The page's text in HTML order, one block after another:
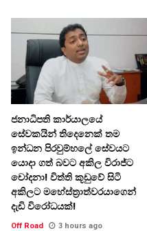
ජනාධිපති කාර්යාලයේ
සේවකයින් තිදෙනෙක් තම
ඉන්ධන පිරවුම්හලේ සේවයට
යොදා ගත් බවට අකිල විරාජ්ට
චෝදනා! විත්ති කූඩුවේ සිටි
අකිලට මහේස්ත්‍රාත්වරයාගෙන්
දැඩි විරෝධයක්!
Off Road 3 hours ago